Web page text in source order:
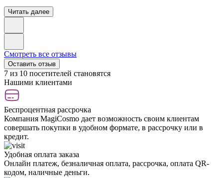
Читать далее
Смотреть все отзывы
Оставить отзыв
7 из 10 посетителей становятся
Нашими клиентами
Беспроцентная рассрочка
Компания MagiCosmo дает возможность своим клиентам
совершать покупки в удобном формате, в рассрочку или в
кредит.
Удобная оплата заказа
Онлайн платеж, безналичная оплата, рассрочка, оплата QR-
кодом, наличные деньги.